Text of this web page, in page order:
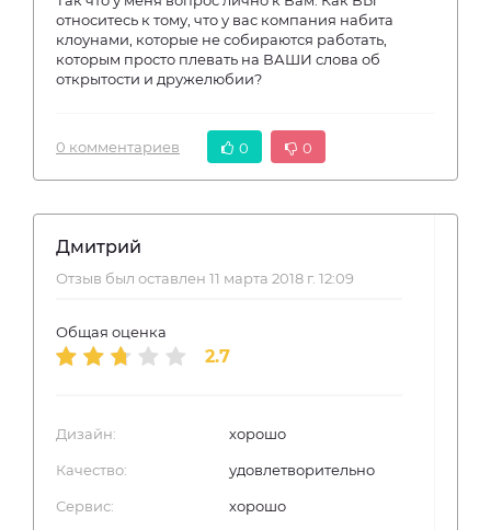
относитесь к тому, что у вас компания набита
клоунами, которые не собираются работать,
которым просто плевать на ВАШИ слова об
открытости и дружелюбии?
0 комментариев 0 0
Дмитрий
Отзыв был оставлен 11 марта 2018 г. 12:09
Общая оценка
2.7
Дизайн: хорошо
Качество: удовлетворительно
Сервис: хорошо